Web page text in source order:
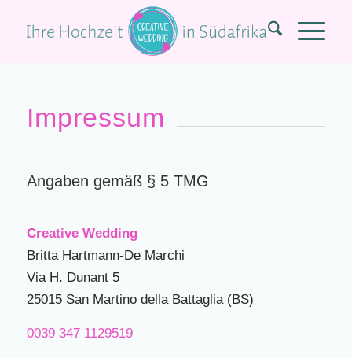
Impressum
Angaben gemäß § 5 TMG
Creative Wedding
Britta Hartmann-De Marchi
Via H. Dunant 5
25015 San Martino della Battaglia (BS)
0039 347 1129519